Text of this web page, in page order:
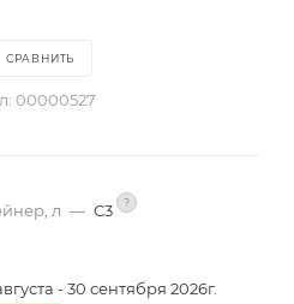
СРАВНИТЬ
00000527
л — С3 ?
- 30 сентября 2026г.